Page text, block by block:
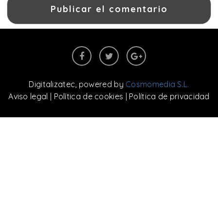
Digitalizatec , powered by Cosmomedia S.L.
Aviso legal | Política de cookies | Política de privacidad